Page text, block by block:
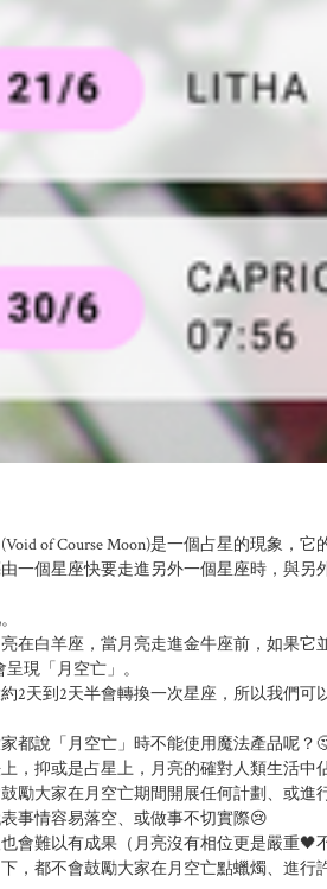
(Void of Course Moon)是一個占星的現象，
一個星座快要走進另外一個星座時，與另
在白羊座，當月亮走進金牛座前，如果
呈現「月空亡」。
2天到2天半會轉換一次星座，所以我們可
都說「月空亡」時不能使用魔法產品呢？
，抑或是占星上，月亮的確對人類生活中
勵大家在月空亡期間開展任何計劃、或
事情容易落空、或做事不切實際😢
會難以有成果（月亮沒有相位更是嚴重🖤